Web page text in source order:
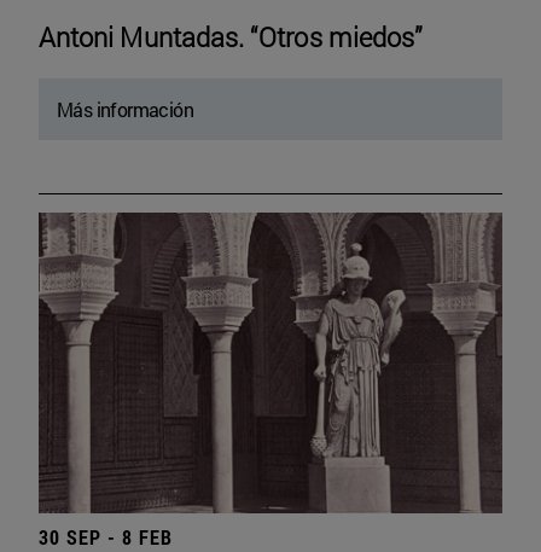
Antoni Muntadas. “Otros miedos”
Más información
30 SEP - 8 FEB